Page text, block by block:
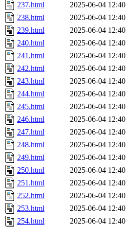
237.html
2025-06-04 12:40
238.html
2025-06-04 12:40
239.html
2025-06-04 12:40
240.html
2025-06-04 12:40
241.html
2025-06-04 12:40
242.html
2025-06-04 12:40
243.html
2025-06-04 12:40
244.html
2025-06-04 12:40
245.html
2025-06-04 12:40
246.html
2025-06-04 12:40
247.html
2025-06-04 12:40
248.html
2025-06-04 12:40
249.html
2025-06-04 12:40
250.html
2025-06-04 12:40
251.html
2025-06-04 12:40
252.html
2025-06-04 12:40
253.html
2025-06-04 12:40
254.html
2025-06-04 12:40